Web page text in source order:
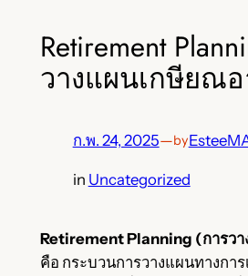
Retirement
วางแผนเกษียณ
ก.พ. 24, 2025—by
in Uncategorized
Retirement Planning (การว
คือ กระบวนการวางแผนทางกา